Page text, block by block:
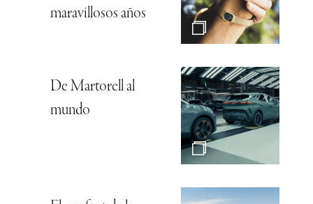
maravillosos años
De Martorell al
mundo